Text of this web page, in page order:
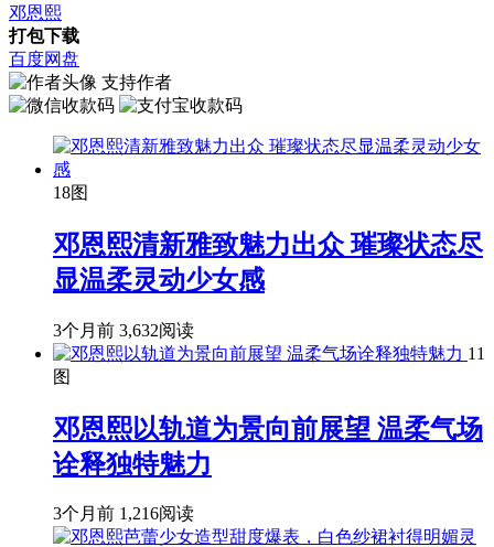
邓恩熙
打包下载
百度网盘
支持作者
18图
邓恩熙清新雅致魅力出众 璀璨状态尽
显温柔灵动少女感
3个月前 3,632阅读
11
图
邓恩熙以轨道为景向前展望 温柔气场
诠释独特魅力
3个月前 1,216阅读